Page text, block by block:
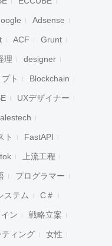
Adsense
ACF Grunt
理 designer
ト Blockchain
UXデザイナー
ト FastAPI
上流工程
プログラマー
ステム C＃
ン 戦略立案
ティング 女性